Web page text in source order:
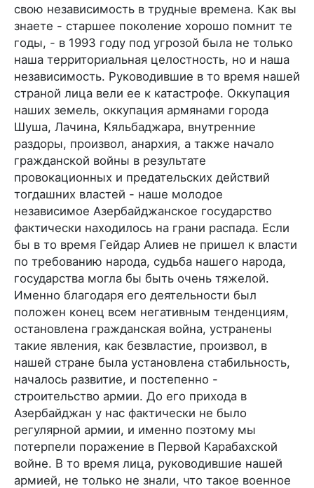
свою независимость в трудные времена. Как вы
знаете - старшее поколение хорошо помнит те
годы, - в 1993 году под угрозой была не только
наша территориальная целостность, но и наша
независимость. Руководившие в то время нашей
страной лица вели ее к катастрофе. Оккупация
наших земель, оккупация армянами города
Шуша, Лачина, Кяльбаджара, внутренние
раздоры, произвол, анархия, а также начало
гражданской войны в результате
провокационных и предательских действий
тогдашних властей - наше молодое
независимое Азербайджанское государство
фактически находилось на грани распада. Если
бы в то время Гейдар Алиев не пришел к власти
по требованию народа, судьба нашего народа,
государства могла бы быть очень тяжелой.
Именно благодаря его деятельности был
положен конец всем негативным тенденциям,
остановлена гражданская война, устранены
такие явления, как безвластие, произвол, в
нашей стране была установлена стабильность,
началось развитие, и постепенно -
строительство армии. До его прихода в
Азербайджан у нас фактически не было
регулярной армии, и именно поэтому мы
потерпели поражение в Первой Карабахской
войне. В то время лица, руководившие нашей
армией, не только не знали, что такое военное